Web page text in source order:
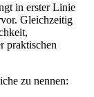
in erster Linie
Gleichzeitig
praktischen
zu nennen: